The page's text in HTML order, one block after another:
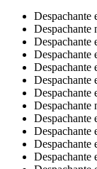
Despachante
Despachante
Despachante
Despachante
Despachante
Despachante
Despachante
Despachante
Despachante
Despachante
Despachante